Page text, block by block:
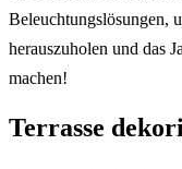
Beleuchtungslösungen,
herauszuholen und das
machen!
Terrasse